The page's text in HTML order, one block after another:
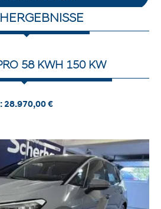
58 KWH 150 KW
28.970,00 €